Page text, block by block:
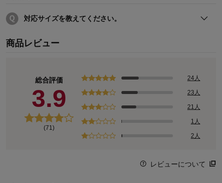
対応サイズを教えてください。
＜M＞A75、B70、B75、C70
商品レビュー
総合評価
3.9
(71)
24人
23人
21人
1人
2人
レビューについて